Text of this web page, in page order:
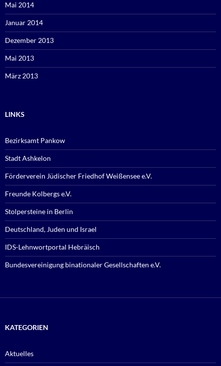
Mai 2014
Januar 2014
Dezember 2013
Mai 2013
März 2013
LINKS
Bezirksamt Pankow
Stadt Ashkelon
Förderverein Jüdischer Friedhof Weißensee e.V.
Freunde Kolbergs e.V.
Stolpersteine in Berlin
Deutschland, Juden und Israel
IDS-Lehnwortportal Hebräisch
Bundesvereinigung binationaler Gesellschaften e.V.
KATEGORIEN
Aktuelles